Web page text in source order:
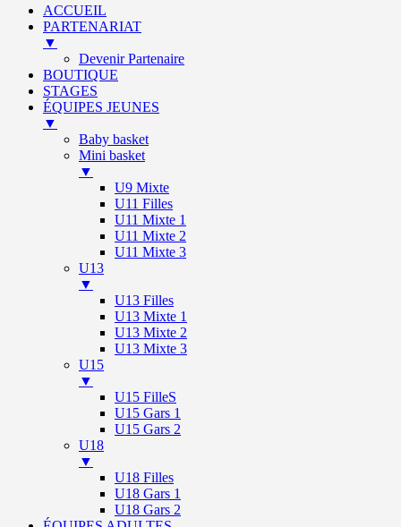
ACCUEIL
PARTENARIAT
▼
Devenir Partenaire
BOUTIQUE
STAGES
ÉQUIPES JEUNES
▼
Baby basket
Mini basket
▼
U9 Mixte
U11 Filles
U11 Mixte 1
U11 Mixte 2
U11 Mixte 3
U13
▼
U13 Filles
U13 Mixte 1
U13 Mixte 2
U13 Mixte 3
U15
▼
U15 FilleS
U15 Gars 1
U15 Gars 2
U18
▼
U18 Filles
U18 Gars 1
U18 Gars 2